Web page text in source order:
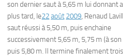
son dernier saut à 5,65 m lui donnant
plus tard, le22août 2009, Renaud
saut réussi à 5,50 m, puis enchaine
successivement 5,65 m, 5,75 m (à
puis 5,80 m. Il termine finalement